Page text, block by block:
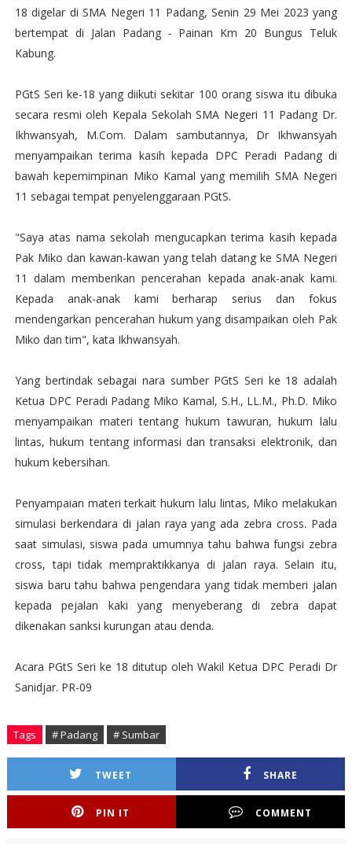
18 digelar di SMA Negeri 11 Padang, Senin 29 Mei 2023 yang
bertempat di Jalan Padang - Painan Km 20 Bungus Teluk
Kabung.
PGtS Seri ke-18 yang diikuti sekitar 100 orang siswa itu dibuka
secara resmi oleh Kepala Sekolah SMA Negeri 11 Padang Dr.
Ikhwansyah, M.Com. Dalam sambutannya, Dr Ikhwansyah
menyampaikan terima kasih kepada DPC Peradi Padang di
bawah kepemimpinan Miko Kamal yang memilih SMA Negeri
11 sebagai tempat penyelenggaraan PGtS.
"Saya atas nama sekolah mengucapkan terima kasih kepada
Pak Miko dan kawan-kawan yang telah datang ke SMA Negeri
11 dalam memberikan pencerahan kepada anak-anak kami.
Kepada anak-anak kami berharap serius dan fokus
mendengarkan pencerahan hukum yang disampaikan oleh Pak
Miko dan tim", kata Ikhwansyah.
Yang bertindak sebagai nara sumber PGtS Seri ke 18 adalah
Ketua DPC Peradi Padang Miko Kamal, S.H., LL.M., Ph.D. Miko
menyampaikan materi tentang hukum tawuran, hukum lalu
lintas, hukum tentang informasi dan transaksi elektronik, dan
hukum kebersihan.
Penyampaian materi terkait hukum lalu lintas, Miko melakukan
simulasi berkendara di jalan raya yang ada zebra cross. Pada
saat simulasi, siswa pada umumnya tahu bahwa fungsi zebra
cross, tapi tidak mempraktikkanya di jalan raya. Selain itu,
siswa baru tahu bahwa pengendara yang tidak memberi jalan
kepada pejalan kaki yang menyeberang di zebra dapat
dikenakan sanksi kurungan atau denda.
Acara PGtS Seri ke 18 ditutup oleh Wakil Ketua DPC Peradi Dr
Sanidjar. PR-09
Tags # Padang # Sumbar
TWEET SHARE
PIN IT COMMENT